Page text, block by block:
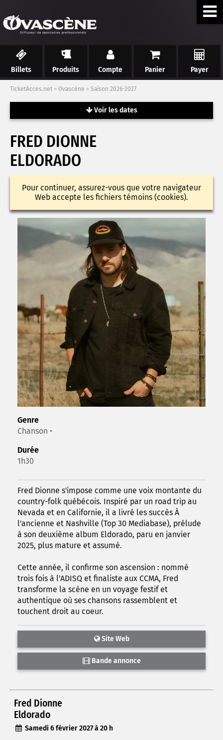
Billets Produits Compte Panier Payer
TicketAcces.net > Ovascène > Saison 2026-2027
Voir les dates
FRED DIONNE
ELDORADO
Pour continuer, assurez-vous que votre navigateur
Web accepte les fichiers témoins (cookies).
Genre
Chanson •
Durée
1h30
Fred Dionne s'impose comme une voix montante du
country-folk québécois. Inspiré par un road trip au
Nevada et en Californie, il a livré les succès À
l'ancienne et Nashville (Top 30 Mediabase), prélude
à son deuxième album Eldorado, paru en janvier
2025, plus mature et assumé.
Cette année, il confirme son ascension : nommé
trois fois à l'ADISQ et finaliste aux CCMA, Fred
transforme la scène en un voyage festif et
authentique où ses chansons rassemblent et
touchent droit au coeur.
Site Web
Bande annonce
Fred Dionne
Eldorado
Samedi 6 février 2027 à 20 h